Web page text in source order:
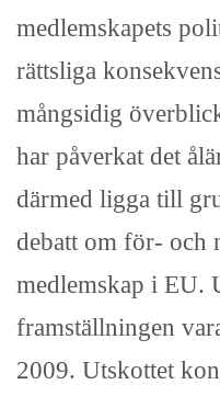
medlemskapets
rättsliga
mångsidig
har påverkat det
därmed ligga till
debatt om för- och
medlemskap i EU.
framställningen
2009. Utskottet